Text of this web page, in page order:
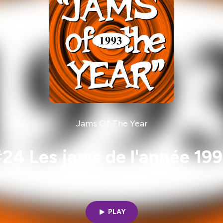
Jams Of The Year
Les jams de l'année
PLAY